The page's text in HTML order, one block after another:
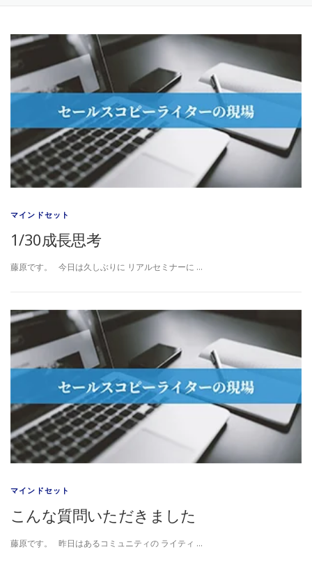
マインドセット
1/30成長思考
藤原です。 今日は久しぶりに リアルセミナーに …
マインドセット
こんな質問いただきました
藤原です。 昨日はあるコミュニティの ライティ …